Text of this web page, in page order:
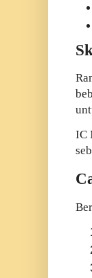
IC